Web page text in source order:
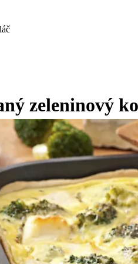
zeleninový